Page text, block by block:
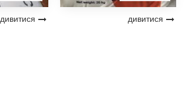
дивитися дивитися